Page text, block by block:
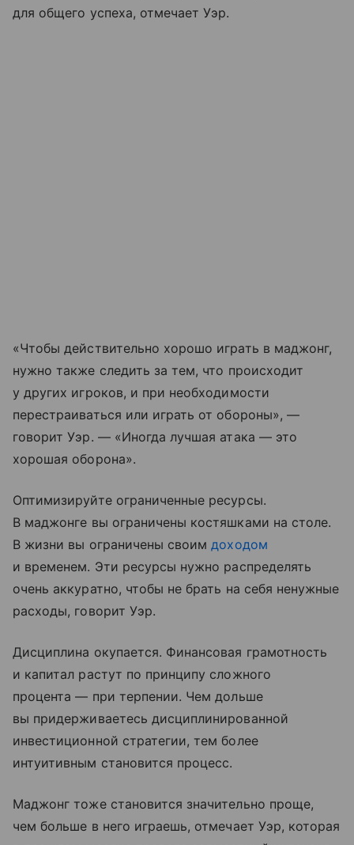
для общего успеха, отмечает Уэр.
«Чтобы действительно хорошо играть в маджонг,
нужно также следить за тем, что происходит
у других игроков, и при необходимости
перестраиваться или играть от обороны», —
говорит Уэр. — «Иногда лучшая атака — это
хорошая оборона».
Оптимизируйте ограниченные ресурсы.
В маджонге вы ограничены костяшками на столе.
В жизни вы ограничены своимдоходом
и временем. Эти ресурсы нужно распределять
очень аккуратно, чтобы не брать на себя ненужные
расходы, говорит Уэр.
Дисциплина окупается. Финансовая грамотность
и капитал растут по принципу сложного
процента — при терпении. Чем дольше
вы придерживаетесь дисциплинированной
инвестиционной стратегии, тем более
интуитивным становится процесс.
Маджонг тоже становится значительно проще,
чем больше в него играешь, отмечает Уэр, которая